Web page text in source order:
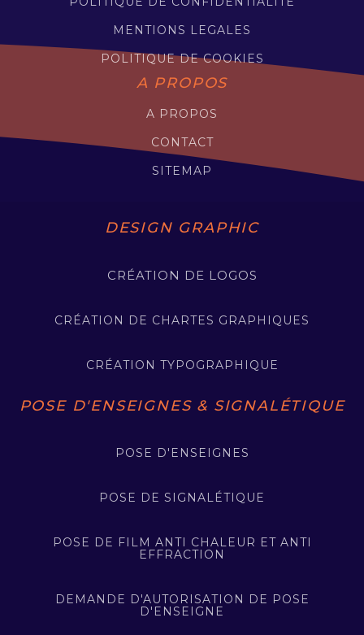
DESIGN GRAPHIC
CRÉATION DE LOGOS
CRÉATION DE CHARTES GRAPHIQUES
CRÉATION TYPOGRAPHIQUE
POSE D'ENSEIGNES & SIGNALÉTIQUE
POSE D'ENSEIGNES
POSE DE SIGNALÉTIQUE
POSE DE FILM ANTI CHALEUR ET ANTI
EFFRACTION
DEMANDE D'AUTORISATION DE POSE
D'ENSEIGNE
MENTIONS LEGALES
POLITIQUE DE COOKIES
A PROPOS
A PROPOS
CONTACT
SITEMAP